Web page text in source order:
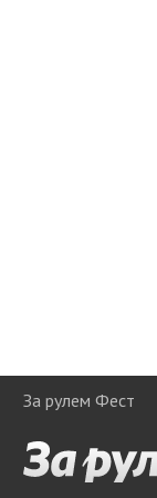
За рулем Фест